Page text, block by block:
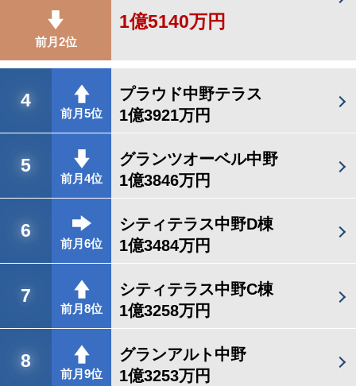
前月2位
1億5140万円
4
前月5位
プラウド中野テラス
1億3921万円
5
前月4位
グランツオーベル中野
1億3846万円
6
前月6位
シティテラス中野D棟
1億3484万円
7
前月8位
シティテラス中野C棟
1億3258万円
8
前月9位
グランアルト中野
1億3253万円